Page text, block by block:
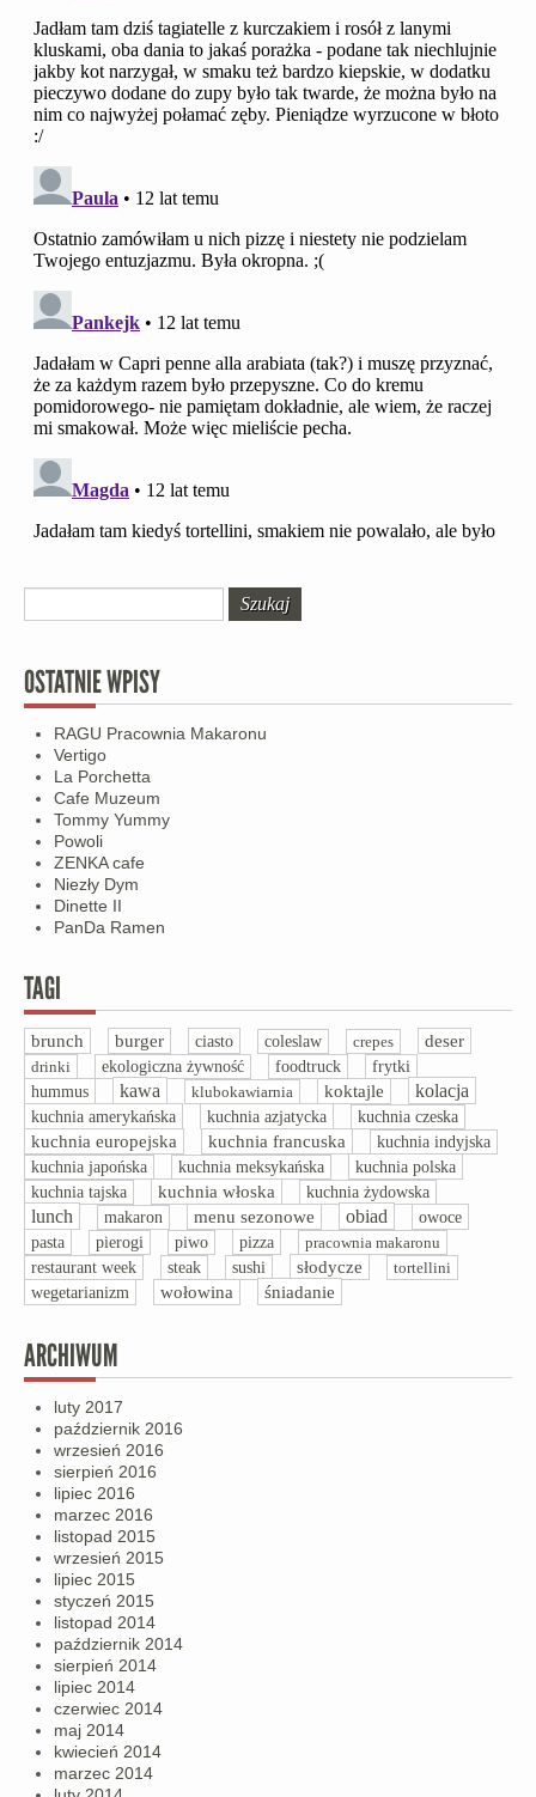
OSTATNIE WPISY
RAGU Pracownia Makaronu
Vertigo
La Porchetta
Cafe Muzeum
Tommy Yummy
Powoli
ZENKA cafe
Niezły Dym
Dinette II
PanDa Ramen
TAGI
brunch burger ciasto coleslaw crepes deser
drinki ekologiczna żywność foodtruck frytki
hummus kawa klubokawiarnia koktajle kolacja
kuchnia amerykańska kuchnia azjatycka kuchnia czeska
kuchnia europejska kuchnia francuska
kuchnia indyjska
kuchnia japońska
kuchnia meksykańska kuchnia polska
kuchnia tajska kuchnia włoska kuchnia żydowska
lunch makaron menu sezonowe obiad
owoce
pasta
pierogi piwo pizza
pracownia makaronu
restaurant week
steak sushi słodycze tortellini
wegetarianizm wołowina śniadanie
ARCHIWUM
luty 2017
październik 2016
wrzesień 2016
sierpień 2016
lipiec 2016
marzec 2016
listopad 2015
wrzesień 2015
lipiec 2015
styczeń 2015
listopad 2014
październik 2014
sierpień 2014
lipiec 2014
czerwiec 2014
maj 2014
kwiecień 2014
marzec 2014